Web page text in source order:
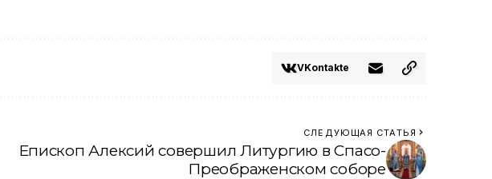
VKontakte
СЛЕДУЮЩАЯ СТАТЬЯ
Епископ Алексий совершил Литургию в Спасо-
Преображенском соборе